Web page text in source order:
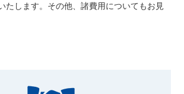
たします。その他、諸費用についてもお見